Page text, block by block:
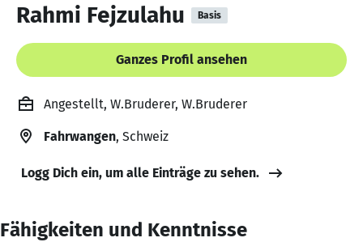
Rahmi Fejzulahu Basis
Ganzes Profil ansehen
Angestellt, W.Bruderer, W.Bruderer
Fahrwangen, Schweiz
Logg Dich ein, um alle Einträge zu sehen.
Fähigkeiten und Kenntnisse